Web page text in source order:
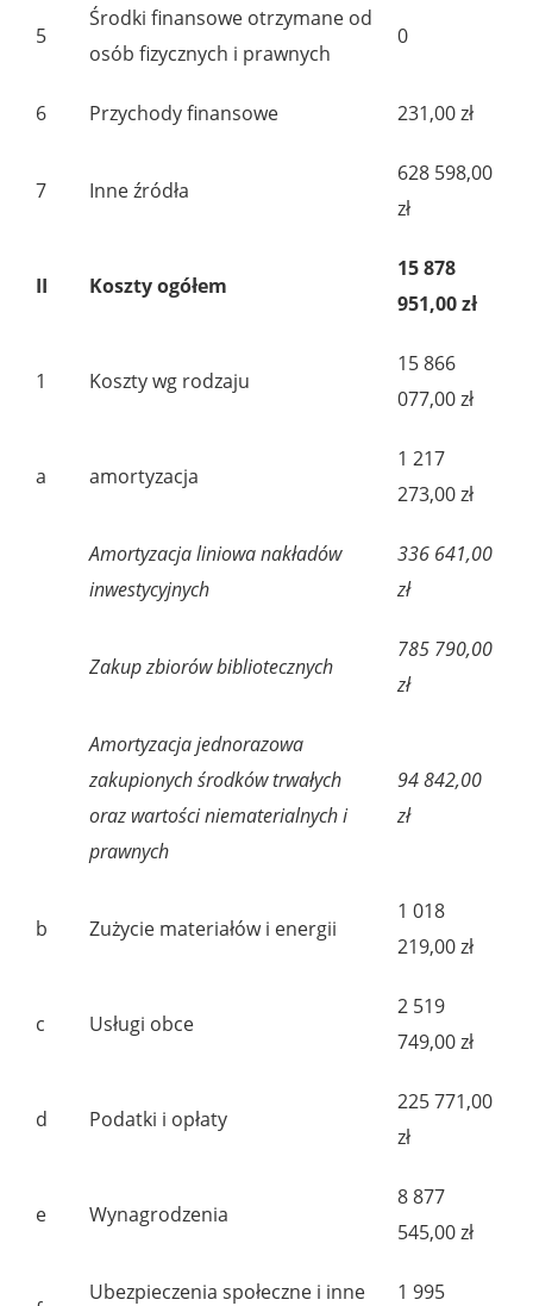
5
Środki finansowe otrzymane od
osób fizycznych i prawnych
0
6 Przychody finansowe 231,00 zł
7 Inne źródła
628 598,00
zł
II Koszty ogółem
15 878
951,00 zł
1 Koszty wg rodzaju
15 866
077,00 zł
a amortyzacja
1 217
273,00 zł
Amortyzacja liniowa nakładów
inwestycyjnych
336 641,00
zł
Zakup zbiorów bibliotecznych
785 790,00
zł
Amortyzacja jednorazowa
zakupionych środków trwałych
oraz wartości niematerialnych i
prawnych
94 842,00
zł
b Zużycie materiałów i energii
1 018
219,00 zł
c Usługi obce
2 519
749,00 zł
d Podatki i opłaty
225 771,00
zł
e Wynagrodzenia
8 877
545,00 zł
Ubezpieczenia społeczne i inne 1 995